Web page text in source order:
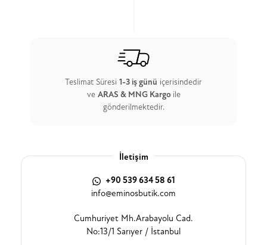
Teslimat Süresi 1-3 iş günü içerisindedir
ve ARAS & MNG Kargo ile
gönderilmektedir.
İletişim
+90 539 634 58 61
info@eminosbutik.com
Cumhuriyet Mh.Arabayolu Cad.
No:13/1 Sarıyer / İstanbul